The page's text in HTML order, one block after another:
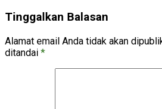
Tinggalkan Balasan
Alamat email Anda tidak akan
ditandai *